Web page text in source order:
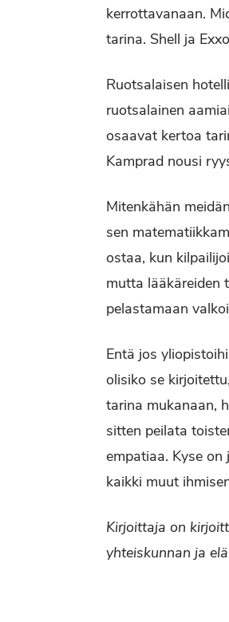
kerrottavanaan.
tarina. Shell ja
Ruotsalaisen
ruotsalainen
osaavat kertoa
Kamprad nousi
Mitenkähän
sen
ostaa, kun
mutta lääkäreiden
pelastamaan
Entä jos
olisiko se
tarina mukanaan,
sitten peilata
empatiaa. Kyse
kaikki muut
Kirjoittaja on
yhteiskunnan ja